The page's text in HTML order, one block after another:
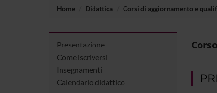
Home Didattica Corsi di aggiornamento e
Presentazione
Come iscriversi
Insegnamenti
Calendario didattico